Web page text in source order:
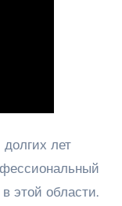
лет
этой области.